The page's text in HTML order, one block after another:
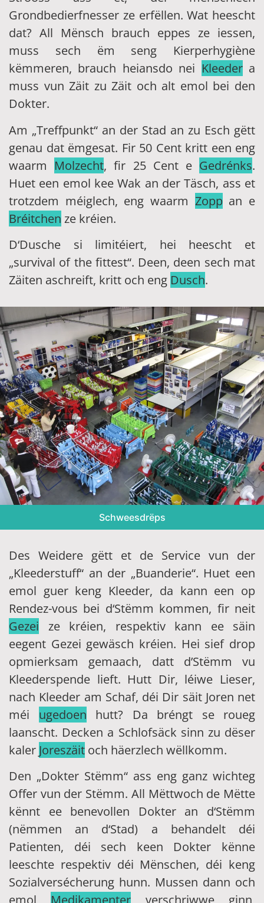
Grondbedierfnesser ze erfëllen. Wat heescht
dat? All Mënsch brauch eppes ze iessen,
muss sech ëm seng Kierperhygiène
këmmeren, brauch heiansdo nei Kleedera
muss vun Zäit zu Zäit och alt emol bei den
Dokter.
Am „Treffpunkt“ an der Stad an zu Esch gëtt
genau dat ëmgesat. Fir 50 Cent kritt een eng
waarm Molzecht, fir 25 Cent e Gedrénks.
Huet een emol kee Wak an der Täsch, ass et
trotzdem méiglech, eng waarm Zopp an e
Bréitchen ze kréien.
D‘Dusche si limitéiert, hei heescht et
„survival of the fittest“. Deen, deen sech mat
Zäiten aschreift, kritt och eng Dusch.
Schweesdrëps
Des Weidere gëtt et de Service vun der
„Kleederstuff“ an der „Buanderie“. Huet een
emol guer keng Kleeder, da kann een op
Rendez-vous bei d‘Stëmm kommen, fir neit
Gezei ze kréien, respektiv kann ee säin
eegent Gezei gewäsch kréien. Hei sief drop
opmierksam gemaach, datt d’Stëmm vu
Kleederspende lieft. Hutt Dir, léiwe Lieser,
nach Kleeder am Schaf, déi Dir säit Joren net
méi ugedoen hutt? Da bréngt se roueg
laanscht. Decken a Schlofsäck sinn zu dëser
kaler Joreszäit och häerzlech wëllkomm.
Den „Dokter Stëmm“ ass eng ganz wichteg
Offer vun der Stëmm. All Mëttwoch de Mëtte
kënnt ee benevollen Dokter an d‘Stëmm
(nëmmen an d‘Stad) a behandelt déi
Patienten, déi sech keen Dokter kënne
leeschte respektiv déi Mënschen, déi keng
Sozialversécherung hunn. Mussen dann och